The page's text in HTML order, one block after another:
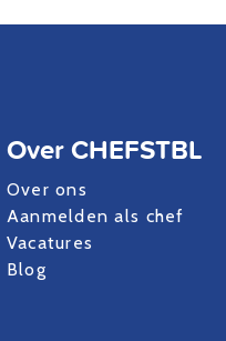
Over CHEFSTBL
Over ons
Aanmelden als chef
Vacatures
Blog